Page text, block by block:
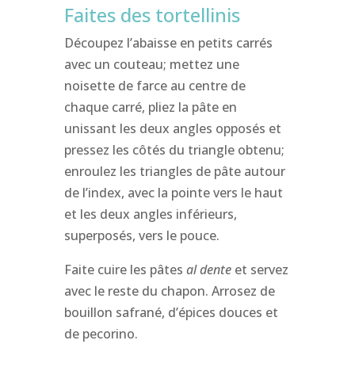
Faites des tortellinis
Découpez l’abaisse en petits carrés
avec un couteau; mettez une
noisette de farce au centre de
chaque carré, pliez la pâte en
unissant les deux angles opposés et
pressez les côtés du triangle obtenu;
enroulez les triangles de pâte autour
de l’index, avec la pointe vers le haut
et les deux angles inférieurs,
superposés, vers le pouce.
Faite cuire les pâtes al denteet servez
avec le reste du chapon. Arrosez de
bouillon safrané, d’épices douces et
de pecorino.